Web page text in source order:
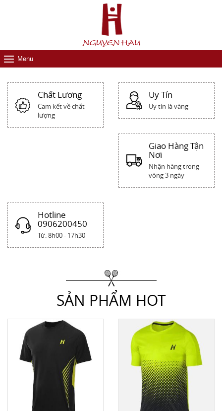
Menu
Chất Lượng
Cam kết về chất
lượng
Uy Tín
Uy tín là vàng
Giao Hàng Tận
Nơi
Nhận hàng trong
vòng 3 ngày
Hotline
0906200450
Từ: 8h00 - 17h30
SẢN PHẨM HOT